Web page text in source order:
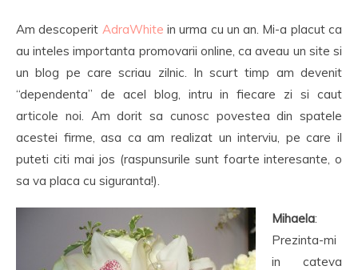
Am descoperit AdraWhite in urma cu un an. Mi-a placut ca
au inteles importanta promovarii online, ca aveau un site si
un blog pe care scriau zilnic. In scurt timp am devenit
“dependenta” de acel blog, intru in fiecare zi si caut
articole noi. Am dorit sa cunosc povestea din spatele
acestei firme, asa ca am realizat un interviu, pe care il
puteti citi mai jos (raspunsurile sunt foarte interesante, o
sa va placa cu siguranta!).
Mihaela:
Prezinta-mi
in cateva